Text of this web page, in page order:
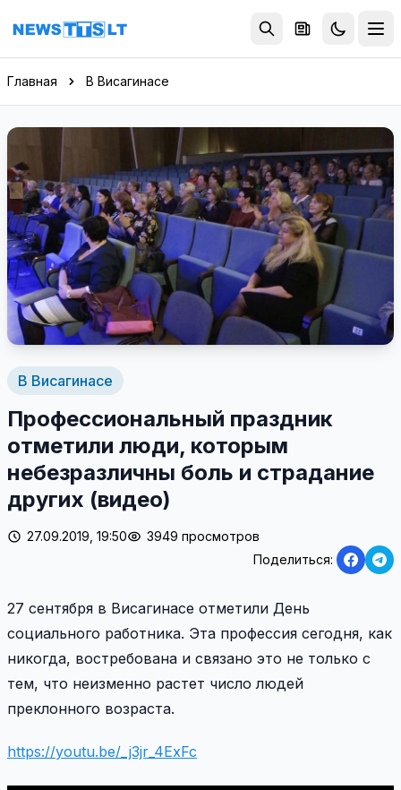
Перейти к содержимому
Главная В Висагинасе
В Висагинасе
Профессиональный праздник
отметили люди, которым
небезразличны боль и страдание
других (видео)
27.09.2019, 19:50
3949 просмотров
Поделиться:
27 сентября в Висагинасе отметили День
социального работника. Эта профессия сегодня, как
никогда, востребована и связано это не только с
тем, что неизменно растет число людей
преклонного возраста.
https://youtu.be/_j3jr_4ExFc